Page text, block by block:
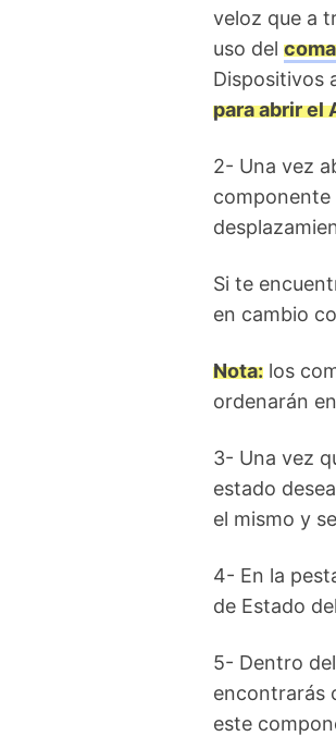
veloz que a
uso del
Dispositivos
para abrir el
2- Una vez
componente
Si te
en cambio
Nota:los
ordenarán
3- Una vez
estado
el mismo y
4- En la
de Estado
5- Dentro
encontrarás
este